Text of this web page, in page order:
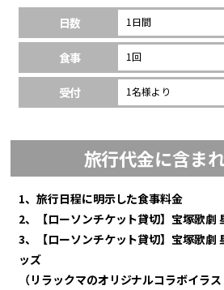
日数 1日間
食事 1回
受付 1名様より
旅行代金に含ま
1、旅行日程に明示した食事料金
2、【ローソンチケット貸切】宝塚歌劇
3、【ローソンチケット貸切】宝塚歌
ッズ
（リラックマのオリジナルコラボイラ